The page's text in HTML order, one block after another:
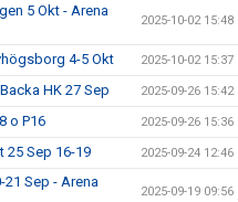
5 Okt - Arena
2025-10-02 15:48
4-5 Okt 2025-10-02 15:37
HK 27 Sep 2025-09-26 15:42
o P16 2025-09-26 15:36
25 Sep 16-19 2025-09-24 12:46
Sep - Arena
2025-09-19 09:56